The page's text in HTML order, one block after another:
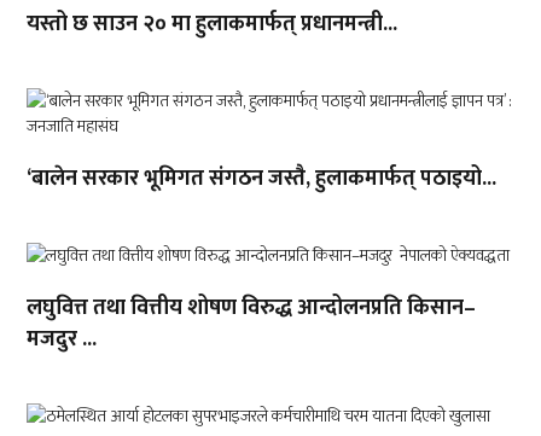
यस्तो छ साउन २० मा हुलाकमार्फत् प्रधानमन्त्री...
‘बालेन सरकार भूमिगत संगठन जस्तै, हुलाकमार्फत् पठाइयो...
लघुवित्त तथा वित्तीय शोषण विरुद्ध आन्दोलनप्रति किसान–
मजदुर ...